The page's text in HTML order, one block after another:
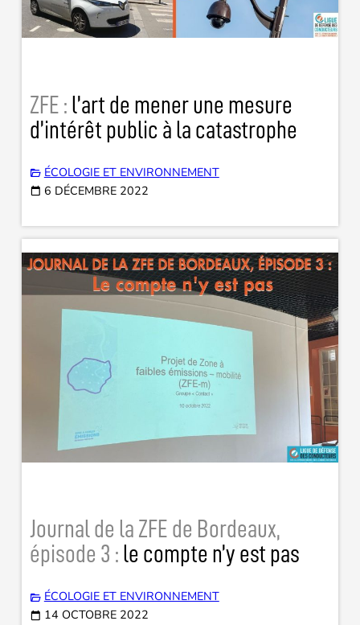
ZFE : l’art de mener une mesure
d’intérêt public à la catastrophe
ÉCOLOGIE ET ENVIRONNEMENT
6 DÉCEMBRE 2022
Journal de la ZFE de Bordeaux,
épisode 3 : le compte n’y est pas
ÉCOLOGIE ET ENVIRONNEMENT
14 OCTOBRE 2022